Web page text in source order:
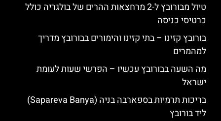
טיול מבורובץ ל-2 מרחצאות ההרים של בולגריה כולל
כרטיסי כניסה
בורובץ קזינו – בתי קזינו והימורים בבורובץ מדריך
למהמרים
מה השעה בבורובץ עכשיו – הפרשי שעות לעומת
ישראל
בריכות תרמיות בספארבה בניה (Sapareva Banya)
ליד בורובץ